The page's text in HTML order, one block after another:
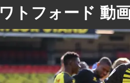
ワトフォード 動